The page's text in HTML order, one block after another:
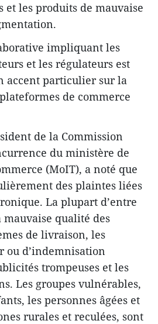
les produits de mauvaise
impliquant les
et les régulateurs est
accent particulier sur la
de commerce
de la Commission
du ministère de
(MoIT), a noté que
des plaintes liées
La plupart d’entre
qualité des
de livraison, les
ou d’indemnisation
trompeuses et les
Les groupes vulnérables,
les personnes âgées et
rurales et reculées, sont